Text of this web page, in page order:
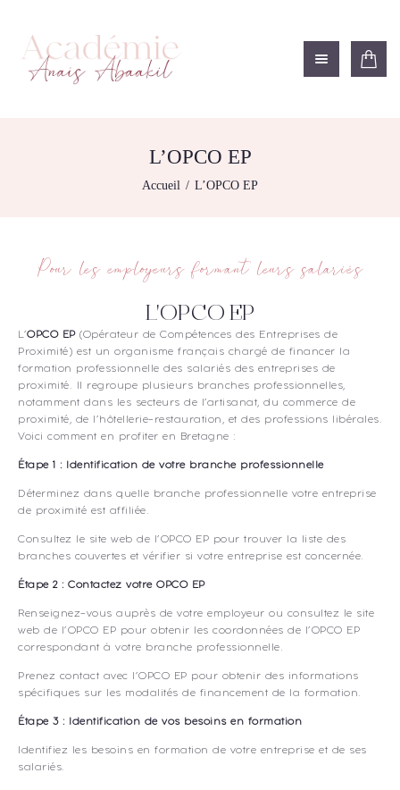
L’OPCO EP
Accueil L’OPCO EP
ACADÉMIE ANAÏS ABAAKIL
Formation et shop Indigo
NOS FORMATIONS
RECHERCHE
Pour les employeurs formant leurs salariés
L'OPCO EP
L’OPCO EP(Opérateur de Compétences des Entreprises de
Proximité) est un organisme français chargé de financer la
formation professionnelle des salariés des entreprises de
proximité. Il regroupe plusieurs branches professionnelles,
notamment dans les secteurs de l’artisanat, du commerce de
proximité, de l’hôtellerie-restauration, et des professions libérales.
Voici comment en profiter en Bretagne :
Étape 1 : Identification de votre branche professionnelle
Déterminez dans quelle branche professionnelle votre entreprise
de proximité est affiliée.
Consultez le site web de l’OPCO EP pour trouver la liste des
branches couvertes et vérifier si votre entreprise est concernée.
Étape 2 : Contactez votre OPCO EP
Renseignez-vous auprès de votre employeur ou consultez le site
web de l’OPCO EP pour obtenir les coordonnées de l’OPCO EP
correspondant à votre branche professionnelle.
Prenez contact avec l’OPCO EP pour obtenir des informations
spécifiques sur les modalités de financement de la formation.
Étape 3 : Identification de vos besoins en formation
Identifiez les besoins en formation de votre entreprise et de ses
salariés.